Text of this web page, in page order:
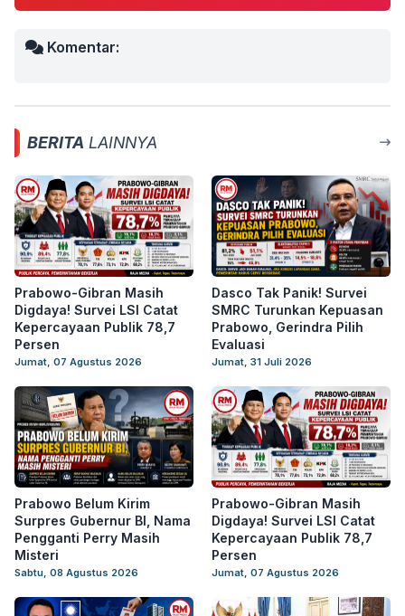
Komentar:
BERITA LAINNYA
Prabowo-Gibran Masih
Digdaya! Survei LSI Catat
Kepercayaan Publik 78,7
Persen
Jumat, 07 Agustus 2026
Dasco Tak Panik! Survei
SMRC Turunkan Kepuasan
Prabowo, Gerindra Pilih
Evaluasi
Jumat, 31 Juli 2026
Prabowo Belum Kirim
Surpres Gubernur BI, Nama
Pengganti Perry Masih
Misteri
Sabtu, 08 Agustus 2026
Prabowo-Gibran Masih
Digdaya! Survei LSI Catat
Kepercayaan Publik 78,7
Persen
Jumat, 07 Agustus 2026